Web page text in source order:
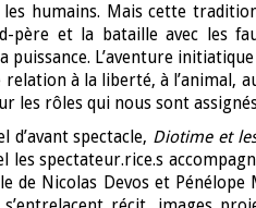
humains. Mais cette
père et la bataille avec les
puissance. L’aventure
à la liberté, à l’animal,
les rôles qui nous sont
spectacle, Diotime et
les spectateur.rice.s
de Nicolas Devos et Pénélope